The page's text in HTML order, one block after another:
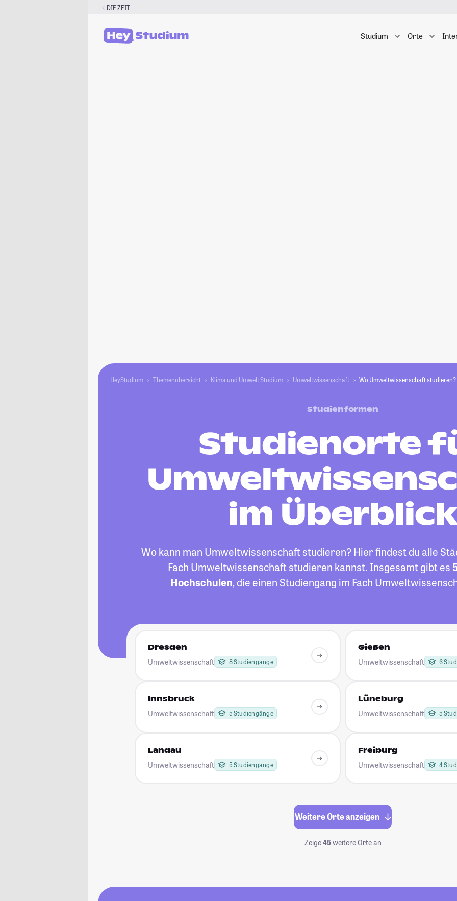
DIE ZEIT
Studium Orte
HeyStudium Themenübersicht Klima und Umwelt Studium Umweltwissenschaft Wo Umweltwissenschaft studieren?
Studienformen
Studienorte
im Überblick
Wo kann man Umweltwissenschaft studieren? Hier findest du alle
Fach Umweltwissenschaft studieren kannst. Insgesamt gibt es
Hochschulen, die einen Studiengang im Fach
Dresden
Umweltwissenschaft 8 Studiengänge
Gießen
Umweltwissenschaft 6
Innsbruck
Umweltwissenschaft 5 Studiengänge
Lüneburg
Umweltwissenschaft 5
Landau
Umweltwissenschaft 5 Studiengänge
Freiburg
Umweltwissenschaft 4
Weitere Orte anzeigen
Zeige45weitere Orte an